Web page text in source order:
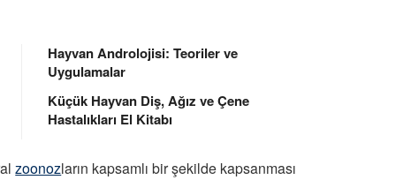
Hayvan Androlojisi: Teoriler ve
Uygulamalar
Küçük Hayvan Diş, Ağız ve Çene
Hastalıkları El Kitabı
zoonozların kapsamlı bir şekilde kapsanması